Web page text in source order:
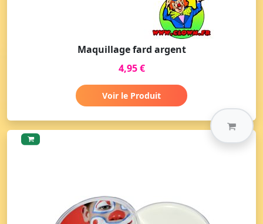
Maquillage fard argent
4,95 €
Voir le Produit